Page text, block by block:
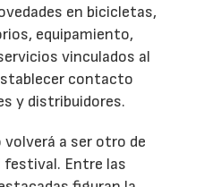
en bicicletas,
equipamiento,
vinculados al
contacto
y distribuidores.
a ser otro de
festival. Entre las